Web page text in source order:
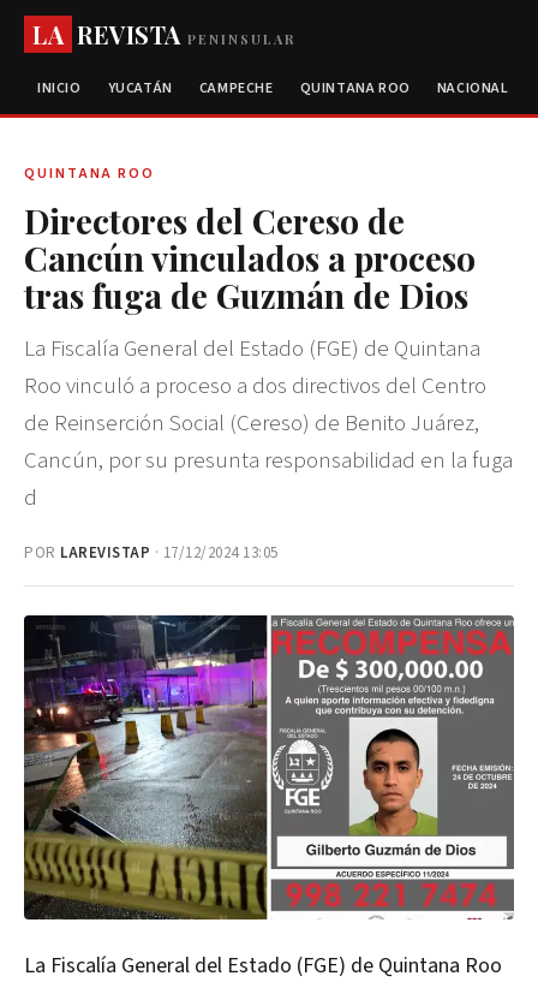
LA REVISTAPENINSULAR
INICIO YUCATÁN CAMPECHE QUINTANA ROO NACIONAL
QUINTANA ROO
Directores del Cereso de
Cancún vinculados a proceso
tras fuga de Guzmán de Dios
La Fiscalía General del Estado (FGE) de Quintana
Roo vinculó a proceso a dos directivos del Centro
de Reinserción Social (Cereso) de Benito Juárez,
Cancún, por su presunta responsabilidad en la fuga
d
POR LAREVISTAP · 17/12/2024 13:05
La Fiscalía General del Estado (FGE) de Quintana Roo